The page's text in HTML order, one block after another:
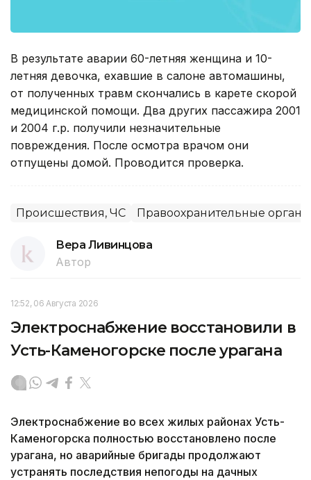
В результате аварии 60-летняя женщина и 10-
летняя девочка, ехавшие в салоне автомашины,
от полученных травм скончались в карете скорой
медицинской помощи. Два других пассажира 2001
и 2004 г.р. получили незначительные
повреждения. После осмотра врачом они
отпущены домой. Проводится проверка.
Происшествия, ЧС Правоохранительные органы
Вера Ливинцова
Автор
12:52, 06 Августа 2026
Электроснабжение восстановили в
Усть-Каменогорске после урагана
Электроснабжение во всех жилых районах Усть-
Каменогорска полностью восстановлено после
урагана, но аварийные бригады продолжают
устранять последствия непогоды на дачных